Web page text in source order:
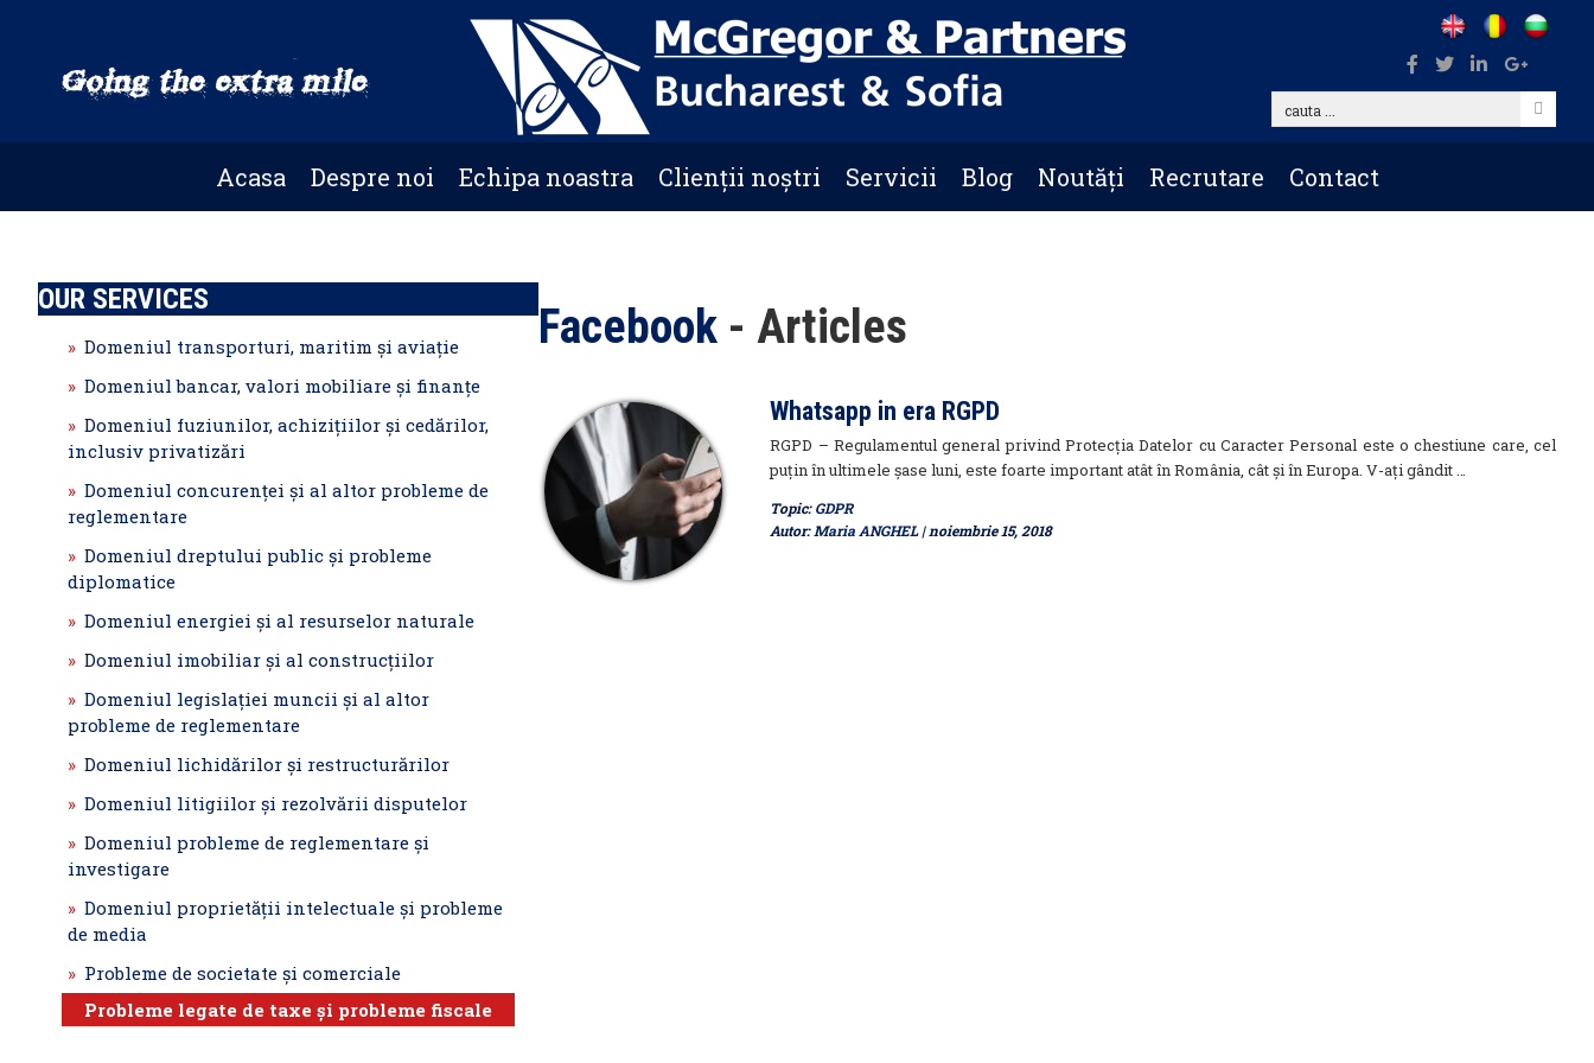
cauta
Acasa Despre noi Echipa noastra Clienții noștri Servicii Blog Noutăți Recrutare Contact
OUR SERVICES
Domeniul transporturi, maritim şi aviaţie
Domeniul bancar, valori mobiliare şi finanțe
Domeniul fuziunilor, achiziţiilor şi cedărilor,
inclusiv privatizări
Domeniul concurenţei şi al altor probleme de
reglementare
Domeniul dreptului public şi probleme
diplomatice
Domeniul energiei şi al resurselor naturale
Domeniul imobiliar şi al construcţiilor
Domeniul legislaţiei muncii şi al altor
probleme de reglementare
Domeniul lichidărilor şi restructurărilor
Domeniul litigiilor şi rezolvării disputelor
Domeniul probleme de reglementare şi
investigare
Domeniul proprietăţii intelectuale şi probleme
de media
Probleme de societate şi comerciale
Probleme legate de taxe şi probleme fiscale
Facebook - Articles
Whatsapp in era RGPD
RGPD – Regulamentul general privind Protecția Datelor cu Caracter Personal este o chestiune care, cel
puțin în ultimele șase luni, este foarte important atât în România, cât și în Europa. V-ați gândit …
Topic:GDPR
Autor:Maria ANGHEL| noiembrie 15, 2018